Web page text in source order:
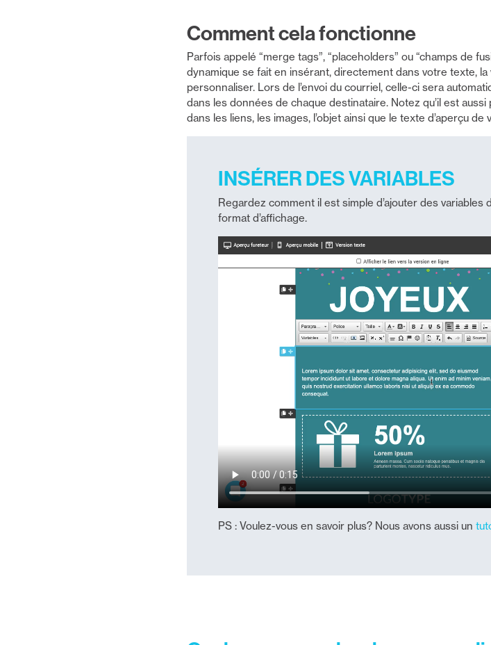
Comment cela fonctionne
Parfois appelé “merge tags”, “placeholders” ou “champs de
dynamique se fait en insérant, directement dans votre texte, la
personnaliser. Lors de l’envoi du courriel, celle-ci sera
dans les données de chaque destinataire. Notez qu’il est
dans les liens, les images, l’objet ainsi que le texte d’aperçu de
INSÉRER DES VARIABLES
Regardez comment il est simple d’ajouter des
format d’affichage.
PS : Voulez-vous en savoir plus? Nous avons aussi un